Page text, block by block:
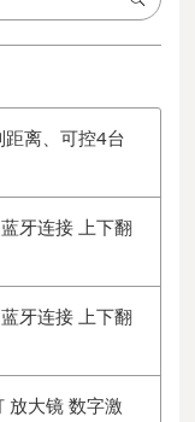
离、可控4台
牙连接 上下翻
牙连接 上下翻
放大镜 数字激